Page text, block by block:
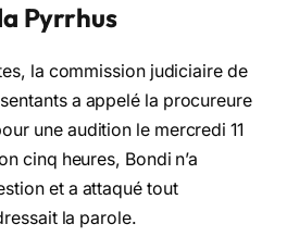
Pyrrhus
la commission judiciaire de
a appelé la procureure
une audition le mercredi 11
cinq heures, Bondi n’a
et a attaqué tout
la parole.